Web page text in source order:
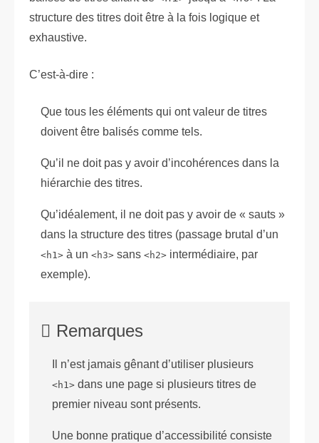
structure des titres doit être à la fois logique et
exhaustive.
C’est-à-dire :
Que tous les éléments qui ont valeur de titres
doivent être balisés comme tels.
Qu’il ne doit pas y avoir d’incohérences dans la
hiérarchie des titres.
Qu’idéalement, il ne doit pas y avoir de « sauts »
dans la structure des titres (passage brutal d’un
<h1> à un <h3> sans <h2> intermédiaire, par
exemple).
Remarques
Il n’est jamais gênant d’utiliser plusieurs
<h1> dans une page si plusieurs titres de
premier niveau sont présents.
Une bonne pratique d’accessibilité consiste